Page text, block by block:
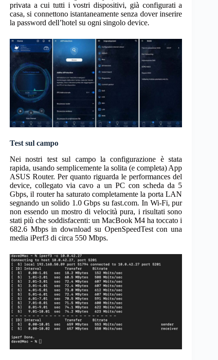
privata a cui tutti i vostri dispositivi, già configurati a
casa, si connettono istantaneamente senza dover inserire
la password dell’hotel su ogni singolo device.
Test sul campo
Nei nostri test sul campo la configurazione è stata
rapida, usando semplicemente la solita (e completa) App
ASUS Router. Per quanto riguarda le performances del
device, collegato via cavo a un PC con scheda da 5
Gbps, il router ha saturato completamente la porta LAN
segnando un solido 1.0 Gbps su fast.com. In Wi-Fi, pur
non essendo un mostro di velocità pura, i risultati sono
stati più che soddisfacenti: un MacBook M4 ha toccato i
682.6 Mbps in download su OpenSpeedTest con una
media iPerf3 di circa 550 Mbps.